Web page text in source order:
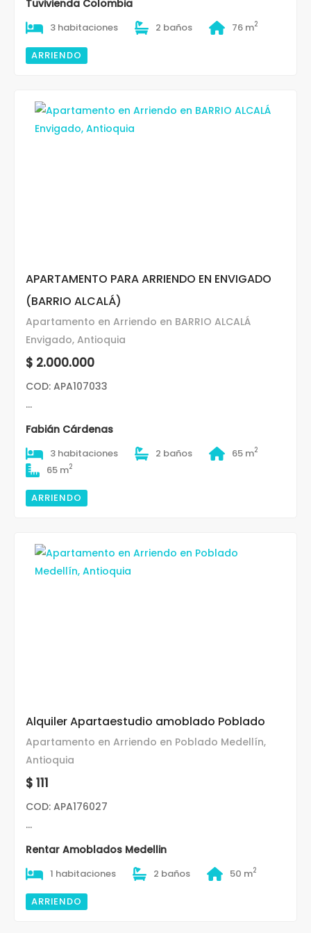
Tuvivienda Colombia
3 habitaciones 2 baños 76 m2
ARRIENDO
APARTAMENTO PARA ARRIENDO EN ENVIGADO
(BARRIO ALCALÁ)
Apartamento en Arriendo en BARRIO ALCALÁ
Envigado, Antioquia
$ 2.000.000
COD: APA107033
...
Fabián Cárdenas
3 habitaciones 2 baños 65 m2
65 m2
ARRIENDO
Alquiler Apartaestudio amoblado Poblado
Apartamento en Arriendo en Poblado Medellín,
Antioquia
$ 111
COD: APA176027
...
Rentar Amoblados Medellin
1 habitaciones 2 baños 50 m2
ARRIENDO